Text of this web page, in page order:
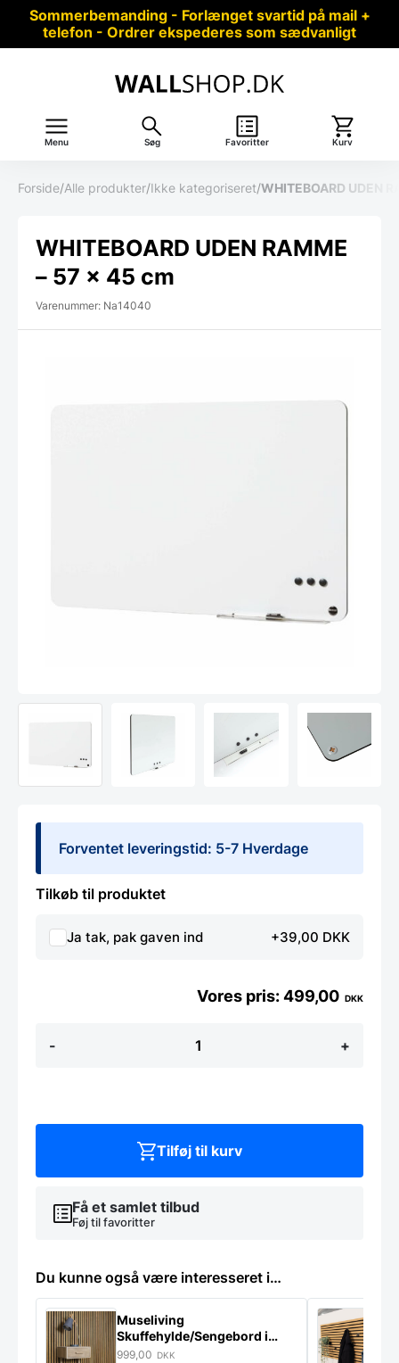
Sommerbemanding - Forlænget svartid på mail +
telefon - Ordrer ekspederes som sædvanligt
Menu Søg Favoritter Kurv
Forside/Alle produkter/Ikke kategoriseret/WHITEBOARD UDEN
WHITEBOARD UDEN RAMME
– 57 x 45 cm
Varenummer: Na14040
Forventet leveringstid: 5-7 Hverdage
Tilkøb til produktet
Ja tak, pak gaven ind +39,00 DKK
-
UDEN
45
+
499,00 DKK
Få et samlet tilbud
Føj til favoritter
Tilføj til kurv
Du kunne også være interesseret i…
Museliving
Skuffehylde/Sengebord i
massiv eg
999,00 DKK